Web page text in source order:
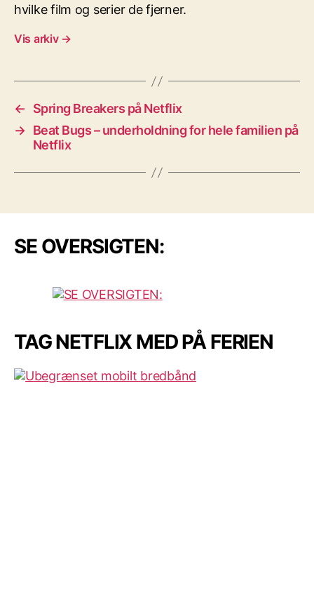
hvilke film og serier de fjerner.
Vis arkiv →
←
Spring Breakers på Netflix
→ Beat Bugs – underholdning for hele familien på
Netflix
SE OVERSIGTEN:
TAG NETFLIX MED PÅ FERIEN